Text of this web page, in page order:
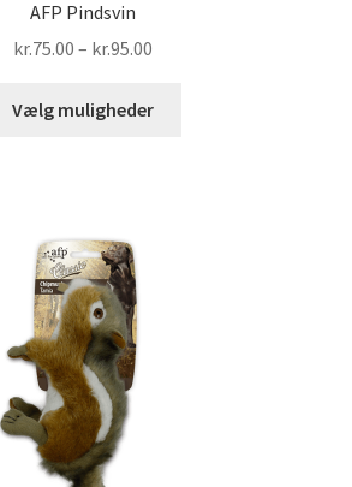
AFP Pindsvin
kr.75.00 – kr.95.00
til
Vælg muligheder